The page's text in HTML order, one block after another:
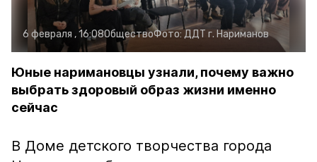
6 февраля , 16:08ОбществоФото: ДДТ г. Нариманов
Юные наримановцы узнали, почему важно
выбрать здоровый образ жизни именно
сейчас
В Доме детского творчества города